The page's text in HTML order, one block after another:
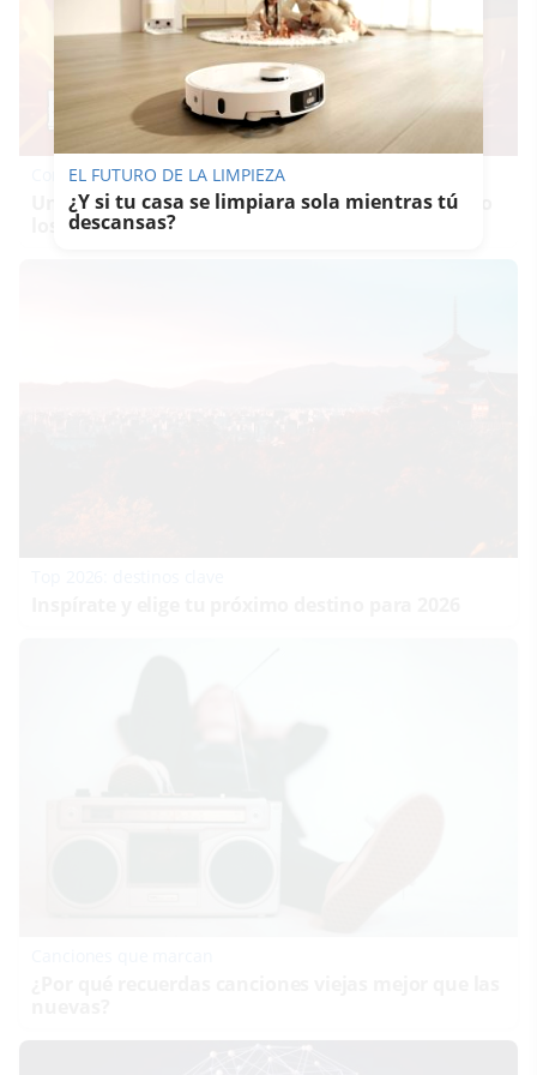
Corepunk MMORPG
Un verdadero MMORPG de la vieja escuela ¡Cómo
los de antes, pero mejor!
EL FUTURO DE LA LIMPIEZA
¿Y si tu casa se limpiara sola mientras tú
descansas?